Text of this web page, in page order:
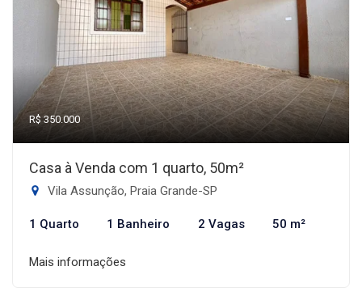
R$ 350.000
Casa à Venda com 1 quarto, 50m²
Vila Assunção, Praia Grande-SP
1 Quarto 1 Banheiro 2 Vagas 50 m²
Mais informações